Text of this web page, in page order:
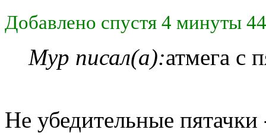
Добавлено спустя 4 минуты
Myp писал(а):атмега с
Не убедительные